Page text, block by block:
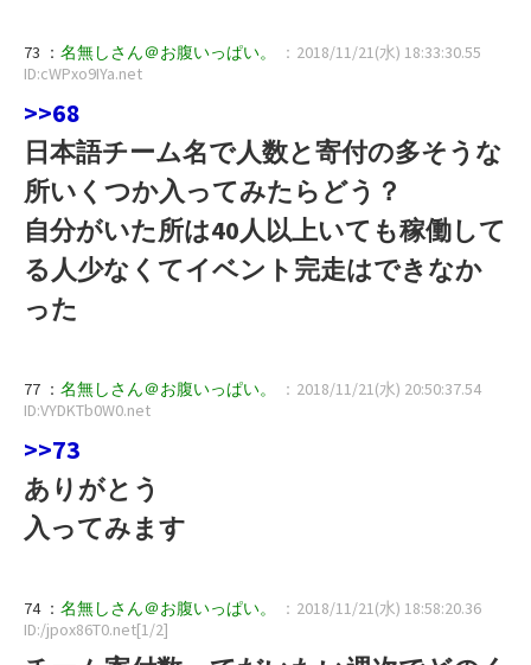
73 ： 名無しさん＠お腹いっぱい。
：2018/11/21(水) 18:33:30.55
ID:cWPxo9IYa.net
>>68
日本語チーム名で人数と寄付の多そうな
所いくつか入ってみたらどう？
自分がいた所は40人以上いても稼働して
る人少なくてイベント完走はできなか
った
77 ： 名無しさん＠お腹いっぱい。
：2018/11/21(水) 20:50:37.54
ID:VYDKTb0W0.net
>>73
ありがとう
入ってみます
74 ： 名無しさん＠お腹いっぱい。
：2018/11/21(水) 18:58:20.36
ID:/jpox86T0.net[1/2]